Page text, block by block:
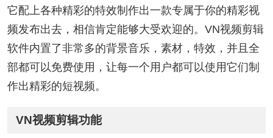
它配上各种精彩的特效制作出一款专属于你的精彩视
频发布出去，相信肯定能够大受欢迎的。VN视频剪辑
软件内置了非常多的背景音乐，素材，特效，并且全
部都可以免费使用，让每一个用户都可以使用它们制
作出精彩的短视频。
VN视频剪辑功能